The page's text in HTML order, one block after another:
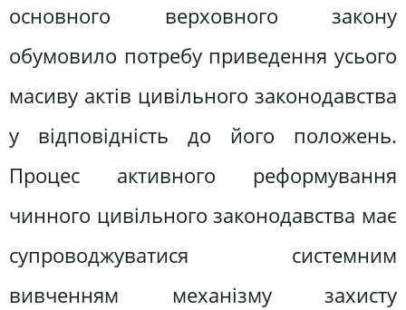
основного верховного закону
обумовило потребу приведення усього
масиву актів цивільного законодавства
у відповідність до його положень.
Процес активного реформування
чинного цивільного законодавства має
супроводжуватися системним
вивченням механізму захисту